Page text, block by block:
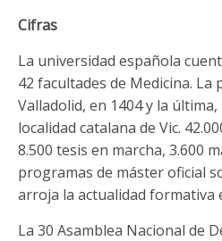
Cifras
La universidad española
42 facultades de Medicina. La
Valladolid, en 1404 y la
localidad catalana de Vic.
8.500 tesis en marcha, 3.600
programas de máster oficial
arroja la actualidad formativa
La 30 Asamblea Nacional de